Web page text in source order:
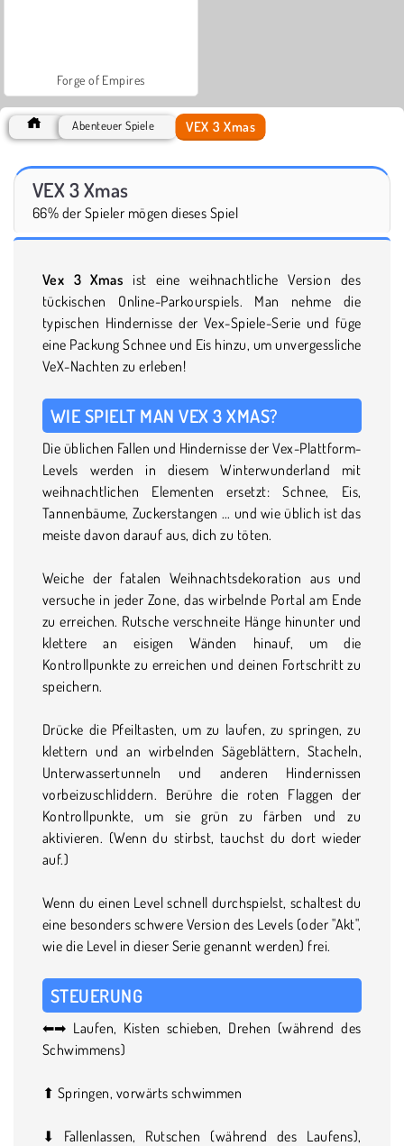
Forge of Empires
Abenteuer Spiele VEX 3 Xmas
VEX 3 Xmas
66% der Spieler mögen dieses Spiel
Vex 3 Xmas ist eine weihnachtliche Version des
tückischen Online-Parkourspiels. Man nehme die
typischen Hindernisse der Vex-Spiele-Serie und füge
eine Packung Schnee und Eis hinzu, um unvergessliche
VeX-Nachten zu erleben!
WIE SPIELT MAN VEX 3 XMAS?
Die üblichen Fallen und Hindernisse der Vex-Plattform-
Levels werden in diesem Winterwunderland mit
weihnachtlichen Elementen ersetzt: Schnee, Eis,
Tannenbäume, Zuckerstangen ... und wie üblich ist das
meiste davon darauf aus, dich zu töten.
Weiche der fatalen Weihnachtsdekoration aus und
versuche in jeder Zone, das wirbelnde Portal am Ende
zu erreichen. Rutsche verschneite Hänge hinunter und
klettere an eisigen Wänden hinauf, um die
Kontrollpunkte zu erreichen und deinen Fortschritt zu
speichern.
Drücke die Pfeiltasten, um zu laufen, zu springen, zu
klettern und an wirbelnden Sägeblättern, Stacheln,
Unterwassertunneln und anderen Hindernissen
vorbeizuschliddern. Berühre die roten Flaggen der
Kontrollpunkte, um sie grün zu färben und zu
aktivieren. (Wenn du stirbst, tauchst du dort wieder
auf.)
Wenn du einen Level schnell durchspielst, schaltest du
eine besonders schwere Version des Levels (oder "Akt",
wie die Level in dieser Serie genannt werden) frei.
STEUERUNG
⬅➡ Laufen, Kisten schieben, Drehen (während des
Schwimmens)
⬆ Springen, vorwärts schwimmen
⬇ Fallenlassen, Rutschen (während des Laufens),